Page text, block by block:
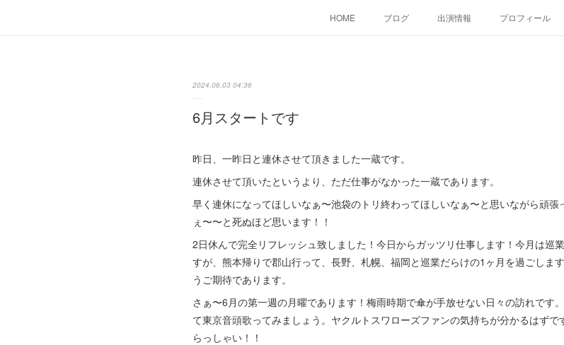
HOME ブログ 出演情報 プロフィール
2024.06.03 04:36
6月スタートです
昨日、一昨日と連休させて頂きました一蔵です。
連休させて頂いたというより、ただ仕事がなかった一蔵であります。
早く連休になってほしいなぁ〜池袋のトリ終わってほしいなぁ〜と思いながら頑
ぇ〜〜と死ぬほど思います！！
2日休んで完全リフレッシュ致しました！今日からガッツリ仕事します！今月は巡
すが、熊本帰りで郡山行って、長野、札幌、福岡と巡業だらけの1ヶ月を過ごしま
うご期待であります。
さぁ〜6月の第一週の月曜であります！梅雨時期で傘が手放せない日々の訪れです
て東京音頭歌ってみましょう。ヤクルトスワローズファンの気持ちが分かるはず
らっしゃい！！